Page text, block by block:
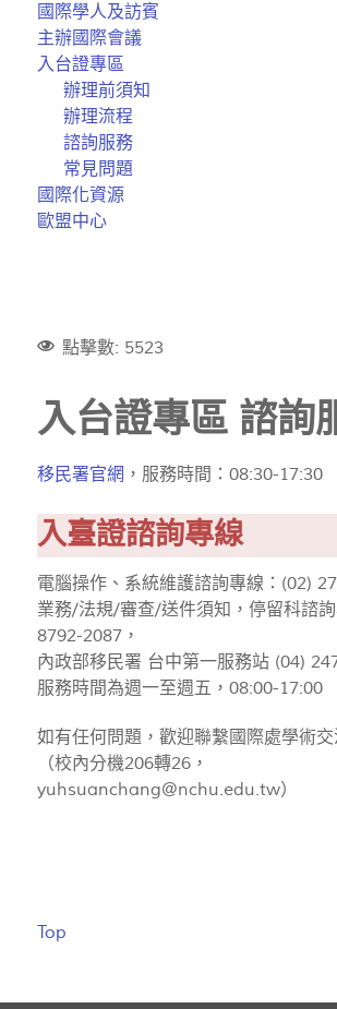
國際學人及訪賓
主辦國際會議
入台證專區
辦理前須知
辦理流程
諮詢服務
常見問題
國際化資源
歐盟中心
點擊數: 5523
入台證專區 諮詢
移民署官網 ，服務時間：08:30-17:30
入臺證諮詢專線
電腦操作、系統維護諮詢專線：(02)
業務/法規/審查/送件須知，停留科諮
8792-2087，
內政部移民署 台中第一服務站 (04)
服務時間為週一至週五，08:00-17:00
如有任何問題，歡迎聯繫國際處學術
（校內分機206轉26，
yuhsuanchang@nchu.edu.tw）
Top